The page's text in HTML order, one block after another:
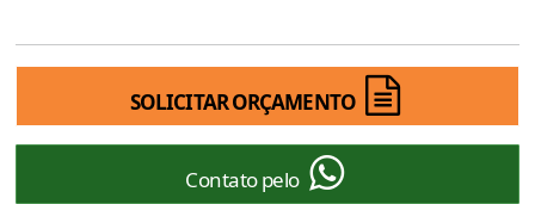
SOLICITAR ORÇAMENTO
Contato pelo